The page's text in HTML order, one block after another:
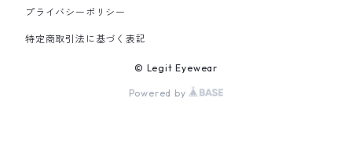
ラウンド
Sewat
Silver
Bracelet
Cap
プライバシーポリシー
特定商取引法に基づく表記
© Legit Eyewear
Powered by